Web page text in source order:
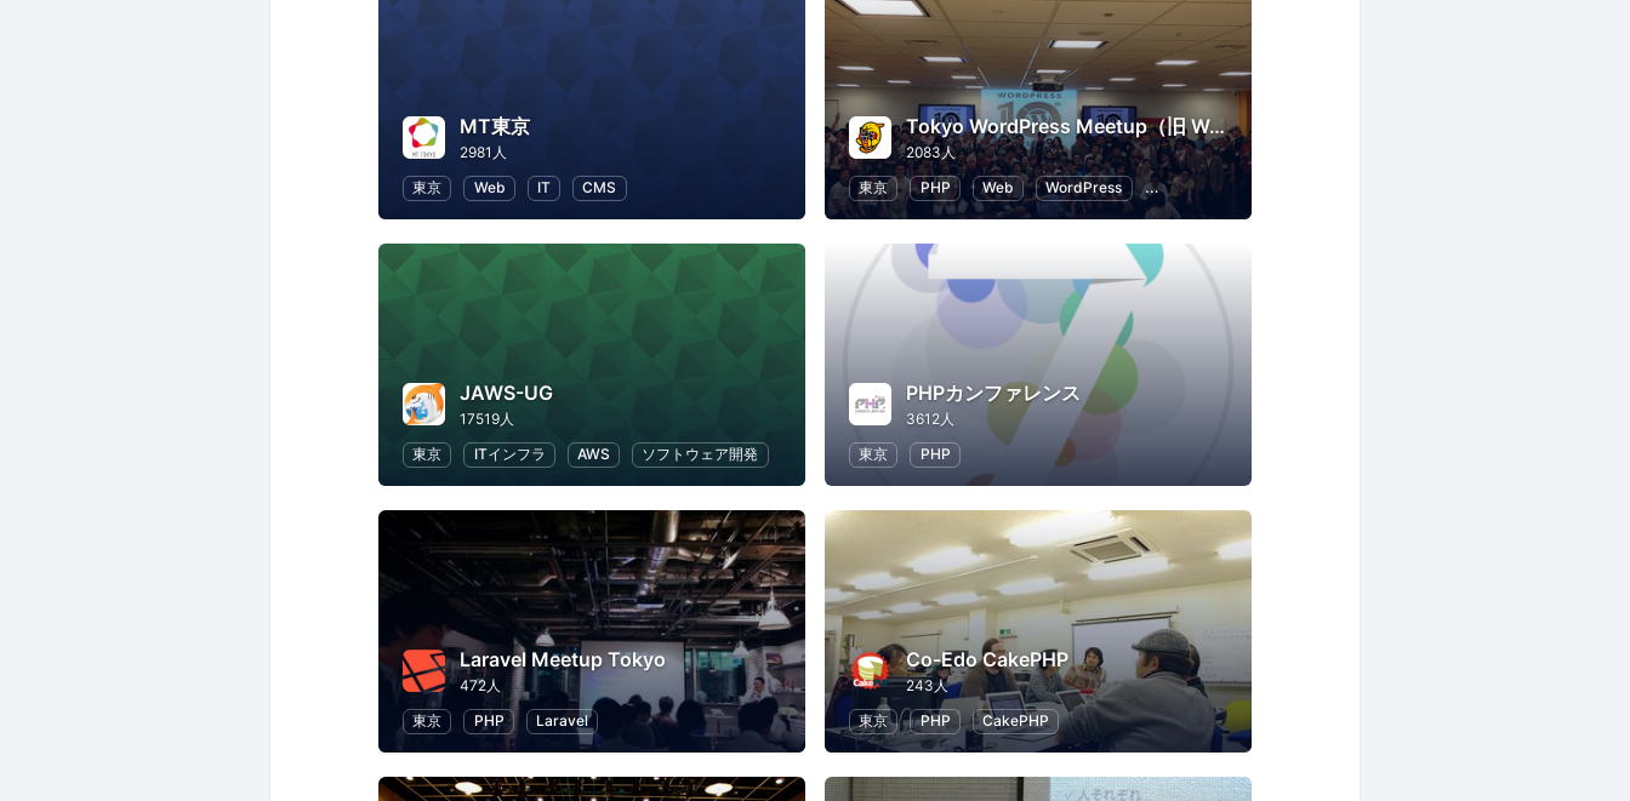
MT東京
2981人
東京
Web IT CMS
Tokyo WordPress Meetup（旧 WordBench 東京）
2083人
東京
PHP Web WordPress オープンソース
JAWS-UG
17519人
東京
ITインフラ AWS ソフトウェア開発
PHPカンファレンス
3612人
東京
PHP
Laravel Meetup Tokyo
472人
東京
PHP Laravel
Co-Edo CakePHP
243人
東京
PHP CakePHP